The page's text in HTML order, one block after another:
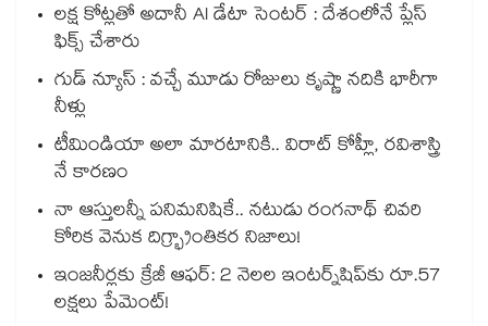
లక్ష కోట్లతో అదానీ AI డేటా సెంటర్ : దేశంలోనే ప్లేస్
ఫిక్స్ చేశారు
గుడ్ న్యూస్ : వచ్చే మూడు రోజులు కృష్ణా నదికి భారీగా
నీళ్లు
టీమిండియా అలా మారటానికి.. విరాట్ కోహ్లీ, రవిశాస్త్రి
నే కారణం
నా ఆస్తులన్నీ పనిమనిషికే.. నటుడు రంగనాథ్ చివరి
కోరిక వెనుక దిగ్భ్రాంతికర నిజాలు!
ఇంజనీర్లకు క్రేజీ ఆఫర్: 2 నెలల ఇంటర్న్‌షిప్‌కు రూ.57
లక్షలు పేమెంట్!